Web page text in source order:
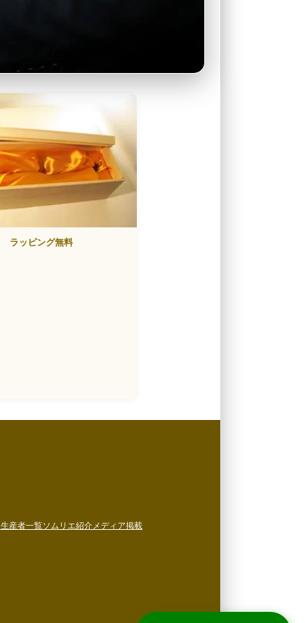
ラッピング無料
生産者一覧ソムリエ紹介メディア掲載